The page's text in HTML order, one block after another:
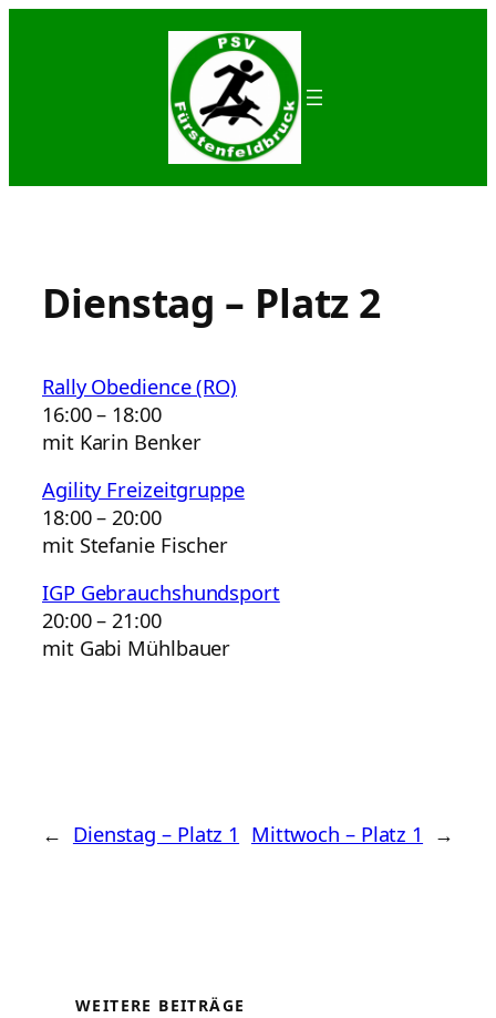
Dienstag – Platz 2
Rally Obedience (RO)
16:00– 18:00
mit Karin Benker
Agility Freizeitgruppe
18:00– 20:00
mit Stefanie Fischer
IGP Gebrauchshundsport
20:00–21:00
mit Gabi Mühlbauer
← Dienstag – Platz 1 Mittwoch – Platz 1 →
WEITERE BEITRÄGE